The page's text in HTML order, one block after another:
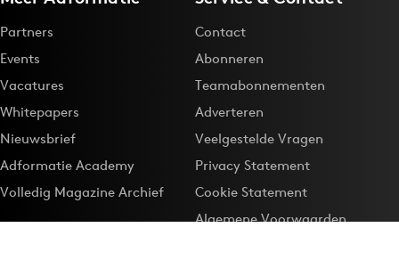
Partners
Events
Vacatures
Whitepapers
Nieuwsbrief
Adformatie Academy
Volledig Magazine Archief
Contact
Abonneren
Teamabonnementen
Adverteren
Veelgestelde Vragen
Privacy Statement
Cookie Statement
Algemene Voorwaarden